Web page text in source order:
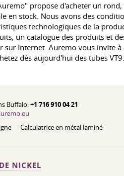
propose d'acheter un
en stock. Nous avons des
technologiques de la
un catalogue des produits et
sur Internet. Auremo vous invite
dès aujourd'hui des tubes
Buffalo:+1 716 910 04 21
Calculatrice en métal laminé
NICKEL